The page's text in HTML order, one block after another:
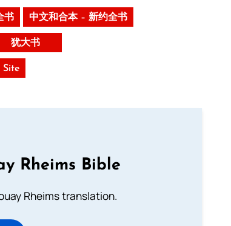
书 中文和合本 – 新约全书
犹大书
Site
Rheims Bible
Rheims translation.